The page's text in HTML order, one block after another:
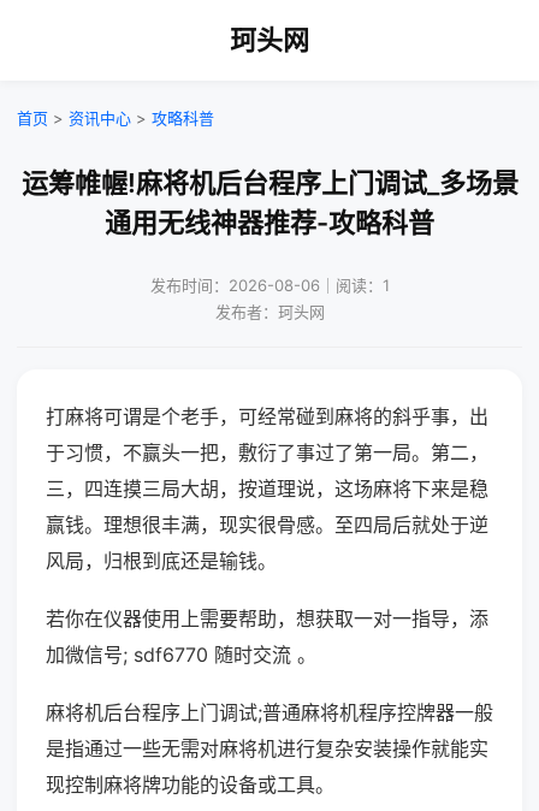
珂头网
首页 > 资讯中心 > 攻略科普
运筹帷幄!麻将机后台程序上门调试_多场景
通用无线神器推荐-攻略科普
发布时间：2026-08-06｜阅读：1
发布者：珂头网
打麻将可谓是个老手，可经常碰到麻将的斜乎事，出
于习惯，不赢头一把，敷衍了事过了第一局。第二，
三，四连摸三局大胡，按道理说，这场麻将下来是稳
赢钱。理想很丰满，现实很骨感。至四局后就处于逆
风局，归根到底还是输钱。
若你在仪器使用上需要帮助，想获取一对一指导，添
加微信号; sdf6770 随时交流 。
麻将机后台程序上门调试;普通麻将机程序控牌器一般
是指通过一些无需对麻将机进行复杂安装操作就能实
现控制麻将牌功能的设备或工具。